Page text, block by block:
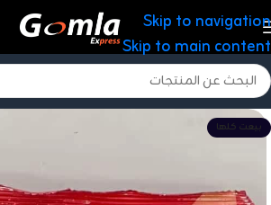
Skip to navigation
Skip to main content
بيعت كلها